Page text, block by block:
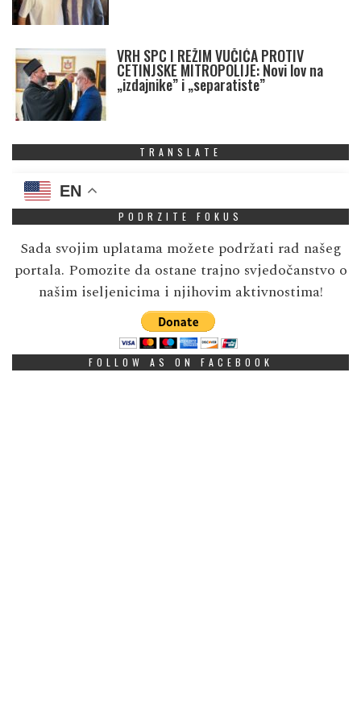
VRH SPC I REŽIM VUČIĆA PROTIV
CETINJSKE MITROPOLIJE: Novi lov na
„izdajnike” i „separatiste”
TRANSLATE
EN
PODRZITE FOKUS
Sada svojim uplatama možete podržati rad našeg
portala. Pomozite da ostane trajno svjedočanstvo o
našim iseljenicima i njihovim aktivnostima!
FOLLOW AS ON FACEBOOK